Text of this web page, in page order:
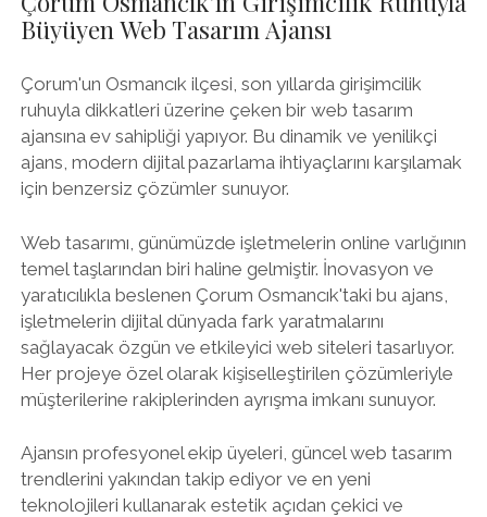
Büyüyen Web Tasarım Ajansı
Çorum'un Osmancık ilçesi, son yıllarda girişimcilik
ruhuyla dikkatleri üzerine çeken bir web tasarım
ajansına ev sahipliği yapıyor. Bu dinamik ve yenilikçi
ajans, modern dijital pazarlama ihtiyaçlarını karşılamak
için benzersiz çözümler sunuyor.
Web tasarımı, günümüzde işletmelerin online varlığının
temel taşlarından biri haline gelmiştir. İnovasyon ve
yaratıcılıkla beslenen Çorum Osmancık'taki bu ajans,
işletmelerin dijital dünyada fark yaratmalarını
sağlayacak özgün ve etkileyici web siteleri tasarlıyor.
Her projeye özel olarak kişiselleştirilen çözümleriyle
müşterilerine rakiplerinden ayrışma imkanı sunuyor.
Ajansın profesyonel ekip üyeleri, güncel web tasarım
trendlerini yakından takip ediyor ve en yeni
teknolojileri kullanarak estetik açıdan çekici ve